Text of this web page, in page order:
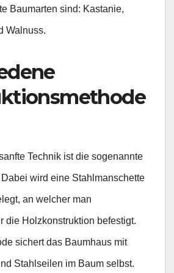
Baumarten sind: Kastanie,
Walnuss.
Technik ist die sogenannte
wird eine Stahlmanschette
an welcher man
die Holzkonstruktion befestigt.
sichert das Baumhaus mit
Stahlseilen im Baum selbst.